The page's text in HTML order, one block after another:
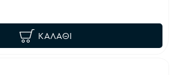
ΚΑΛΆΘΙ